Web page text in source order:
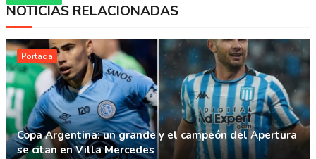
Whatsapp
NOTICIAS RELACIONADAS
Portada
Copa Argentina: un grande y el campeón del Apertura
se citan en Villa Mercedes